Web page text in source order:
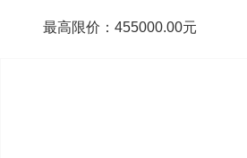
最高限价：455000.00元